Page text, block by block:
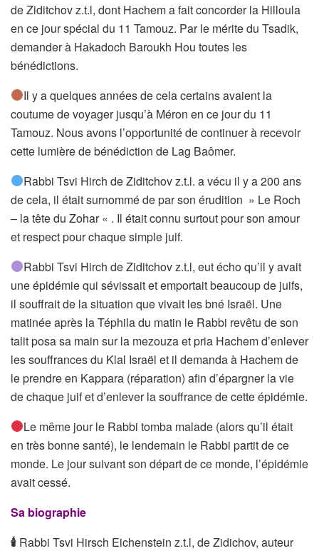
de Ziditchov z.t.l, dont Hachem a fait concorder la Hilloula
en ce jour spécial du 11 Tamouz. Par le mérite du Tsadik,
demander à Hakadoch Baroukh Hou toutes les
bénédictions.
Il y a quelques années de cela certains avaient la
coutume de voyager jusqu’à Méron en ce jour du 11
Tamouz. Nous avons l’opportunité de continuer à recevoir
cette lumière de bénédiction de Lag Baômer.
Rabbi Tsvi Hirch de Ziditchov z.t.l. a vécu il y a 200 ans
de cela, il était surnommé de par son érudition » Le Roch
– la tête du Zohar « . Il était connu surtout pour son amour
et respect pour chaque simple juif.
Rabbi Tsvi Hirch de Ziditchov z.t.l, eut écho qu’il y avait
une épidémie qui sévissait et emportait beaucoup de juifs,
il souffrait de la situation que vivait les bné Israël. Une
matinée après la Téphila du matin le Rabbi revêtu de son
talit posa sa main sur la mezouza et pria Hachem d’enlever
les souffrances du Klal Israël et il demanda à Hachem de
le prendre en Kappara (réparation) afin d’épargner la vie
de chaque juif et d’enlever la souffrance de cette épidémie.
Le même jour le Rabbi tomba malade (alors qu’il était
en très bonne santé), le lendemain le Rabbi partit de ce
monde. Le jour suivant son départ de ce monde, l’épidémie
avait cessé.
Sa biographie
🕯 Rabbi Tsvi Hirsch Eichenstein z.t.l, de Zidichov, auteur